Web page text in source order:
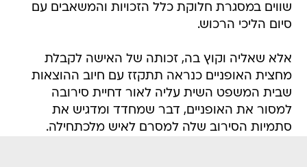
שווים במסגרת חלוקת כלל הזכויות והמשאבים עם
סיום הליכי הרכוש.
אלא שאליה וקוץ בה, זכותה של האישה לקבלת
מחצית האופניים כנראה תתקזז עם חיוב ההוצאות
שבית המשפט השית עליה לאור דחיית סירובה
למסור את האופניים, דבר שמחדד ומדגיש את
סתמיות הסירוב שלה למסרם לאיש מלכתחילה.